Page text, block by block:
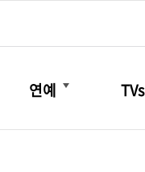
연예
더보기
TVs